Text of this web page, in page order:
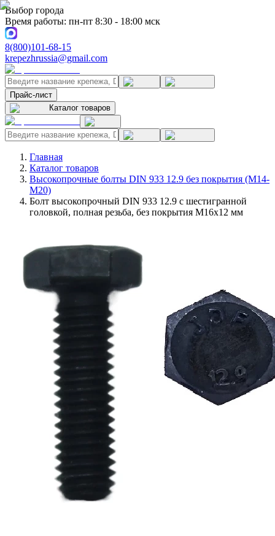
Выбор города
Время работы: пн-пт 8:30 - 18:00 мск
8(800)101-68-15
krepezhrussia@gmail.com
Прайс-лист
Каталог товаров
Главная
Каталог товаров
Высокопрочные болты DIN 933 12.9 без покрытия (M14-
M20)
Болт высокопрочный DIN 933 12.9 с шестигранной
головкой, полная резьба, без покрытия M16x12 мм